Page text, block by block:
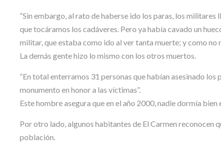
“Sin embargo, al rato de haberse ido los paras, los
que tocáramos los cadáveres. Pero ya había cavado un
militar, que estaba como ido al ver tanta muerte; y como no
La demás gente hizo lo mismo con los otros muertos.
“En total enterramos 31 personas que habían asesinado
monumento en honor a las víctimas”.
Este hombre asegura que en el año 2000, nadie dormía
Por otro lado, algunos habitantes de El Carmen reconocen
población.